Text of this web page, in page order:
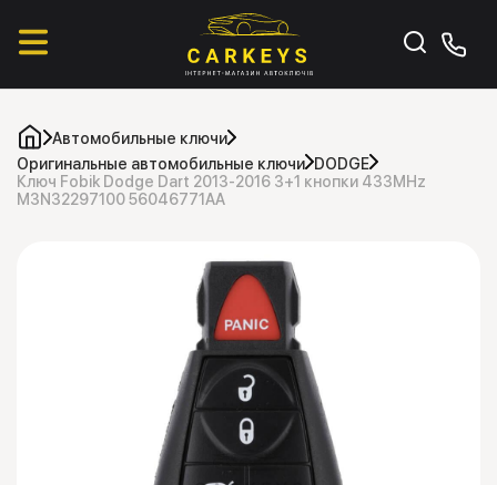
Автомобильные ключи
Оригинальные автомобильные ключи DODGE
Ключ Fobik Dodge Dart 2013-2016 3+1 кнопки 433MHz
M3N32297100 56046771AA